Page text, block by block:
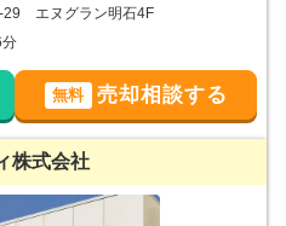
29 エヌグラン明石4F
無料 売却相談する
株式会社